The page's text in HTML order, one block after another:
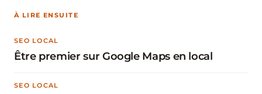
À LIRE ENSUITE
SEO LOCAL
Être premier sur Google Maps en local
SEO LOCAL